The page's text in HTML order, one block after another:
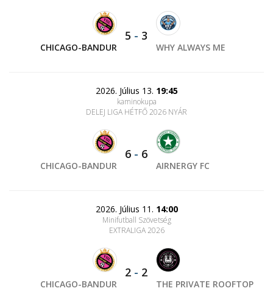
CHICAGO-BANDUR
5 - 3
WHY ALWAYS ME
2026. Július 13. 19:45
kaminokupa
DELEJ LIGA HÉTFŐ 2026 NYÁR
CHICAGO-BANDUR
6 - 6
AIRNERGY FC
2026. Július 11. 14:00
Minifutball Szövetség
EXTRALIGA 2026
CHICAGO-BANDUR
2 - 2
THE PRIVATE ROOFTOP